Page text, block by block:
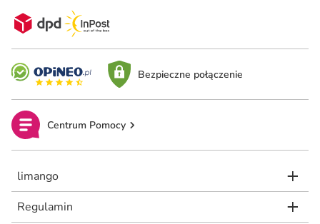
Bezpieczne połączenie
Centrum Pomocy
limango
Regulamin